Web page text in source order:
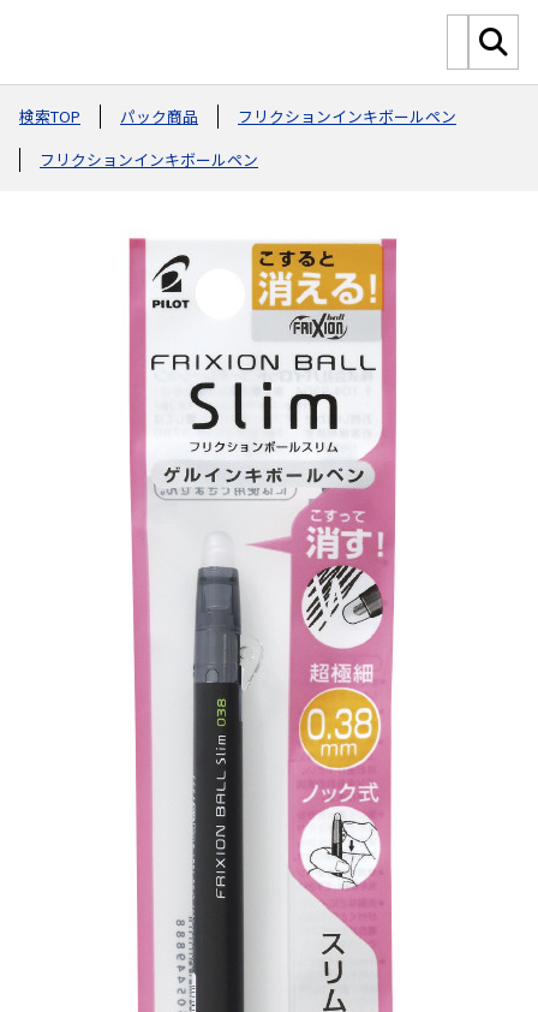
検索TOP パック商品
フリクションインキボールペン
フリクションインキボールペン